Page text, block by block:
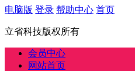
电脑版 登录 帮助中心 首页
立省科技版权所有
会员中心
网站首页